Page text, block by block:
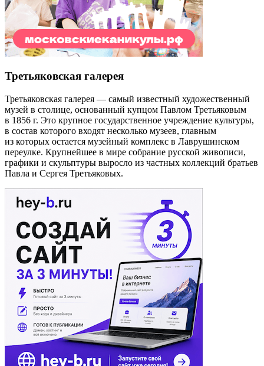
Третьяковская галерея
Третьяковская галерея — самый известный художественный
музей в столице, основанный купцом Павлом Третьяковым
в 1856 г. Это крупное государственное учреждение культуры,
в состав которого входят несколько музеев, главным
из которых остается музейный комплекс в Лаврушинском
переулке. Крупнейшее в мире собрание русской живописи,
графики и скульптуры выросло из частных коллекций братьев
Павла и Сергея Третьяковых.